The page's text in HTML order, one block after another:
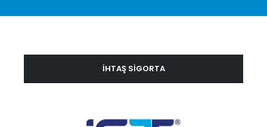
İHTAŞ SİGORTA